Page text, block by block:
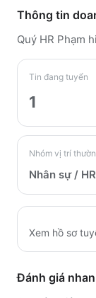
Thông tin
Quý HR Phạm
Tin đang tuyển
1
Nhóm vị trí
Nhân sự / HR
Xem hồ sơ
Đánh giá